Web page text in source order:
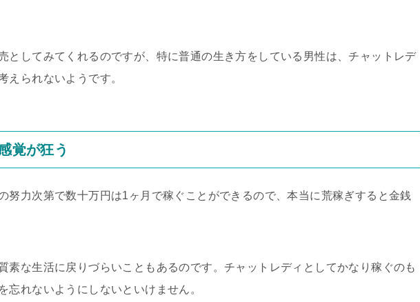
としてみてくれるのですが、特に普通の生き方をしている男性は、チャットレデ
えられないようです。
覚が狂う
努力次第で数十万円は1ヶ月で稼ぐことができるので、本当に荒稼ぎすると金銭
素な生活に戻りづらいこともあるのです。チャットレディとしてかなり稼ぐのも
忘れないようにしないといけません。